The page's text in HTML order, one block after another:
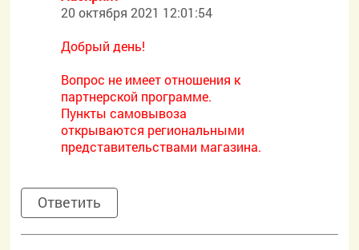
20 октября 2021 12:01:54
Добрый день!
Вопрос не имеет отношения к
партнерской программе.
Пункты самовывоза
открываются региональными
представительствами магазина.
Ответить